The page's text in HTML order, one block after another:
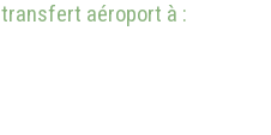
aéroport à :